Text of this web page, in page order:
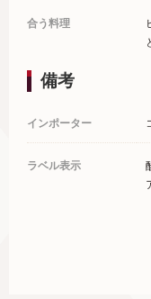
合う料理
備考
インポーター
ラベル表示